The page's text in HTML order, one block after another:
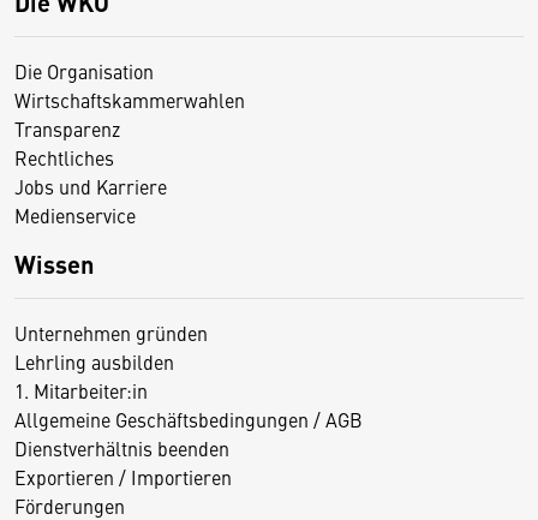
Die Organisation
Wirtschaftskammerwahlen
Transparenz
Rechtliches
Jobs und Karriere
Medienservice
Wissen
Unternehmen gründen
Lehrling ausbilden
1. Mitarbeiter:in
Allgemeine Geschäftsbedingungen / AGB
Dienstverhältnis beenden
Exportieren / Importieren
Förderungen